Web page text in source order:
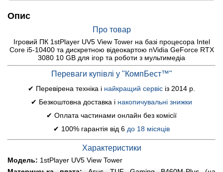
Опис
Про товар
Ігровий ПК 1stPlayer UV5 View Tower на базі процесора Intel
Core i5-10400 та дискретною відеокартою nVidia GeForce RTX
3080 10 GB для ігор та роботи з мультимедіа
Переваги купівлі у "КомпБест™"
✔ Перевірена техніка і найкращий сервіс із 2014 р.
✔ Безкоштовна доставка і накопичувальні знижки
✔ Оплата частинами онлайн без комісії
✔ 100% гарантія від 6 до 18 місяців
Характеристики
Модель: 1stPlayer UV5 View Tower